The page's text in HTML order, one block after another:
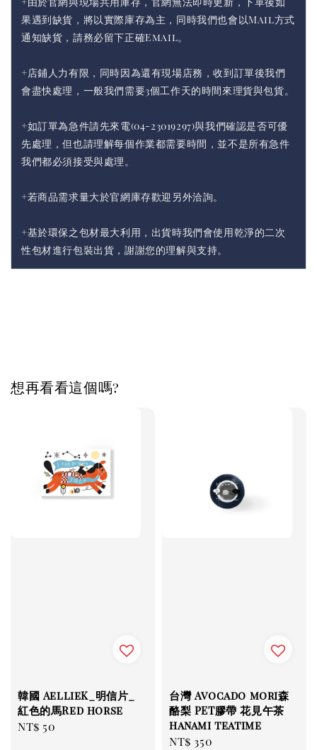
果遇到缺貨，將以實際庫存為主，同時我們也會以Mail方式
通知缺貨，請務必留下正確Email。
+店鋪人力有限，同時因為還有現場店務，收到訂單後我們
會盡快處理，一般我們需要3個工作天的時間來理貨與包貨。
+如訂單為急件請先來電(04-23019297)與我們確認是否可優
先處理，但也請理解每個作業都需要時間，並不是所有急件
我們都必須接受與處理。
+若商品需求量大於官網庫存歡迎另外洽詢。
+基於環保之包材最大利用，出貨時我們會使用乾淨的二次
性包材進行包裝出貨，謝謝您的理解與支持。
想再看看這個嗎?
韓國 AellieK_明信片_
紅色的馬Red horse
Regular
NT$ 50
台灣 Avocado mori森
酪梨 PET膠帶 花見午茶
hanami teatime
Regular
NT$ 350